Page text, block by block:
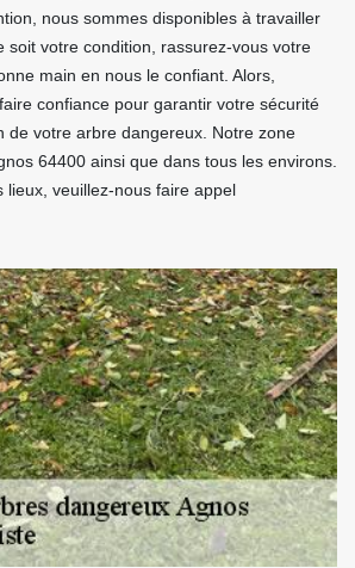
nous sommes disponibles à travailler
soit votre condition, rassurez-vous votre
main en nous le confiant. Alors,
confiance pour garantir votre sécurité
de votre arbre dangereux. Notre zone
64400 ainsi que dans tous les environs.
lieux, veuillez-nous faire appel